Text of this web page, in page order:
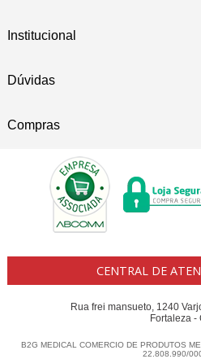
Institucional
Dúvidas
Compras
CENTRAL DE
Rua frei mansueto, 1240
Fortaleza -
B2G MEDICAL COMERCIO DE PRODUTOS
22.808.990/